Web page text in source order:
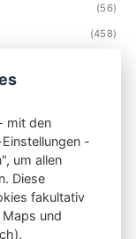
(56)
(458)
(iOSBN)
mit den
-
um allen
Diese
fakultativ
und